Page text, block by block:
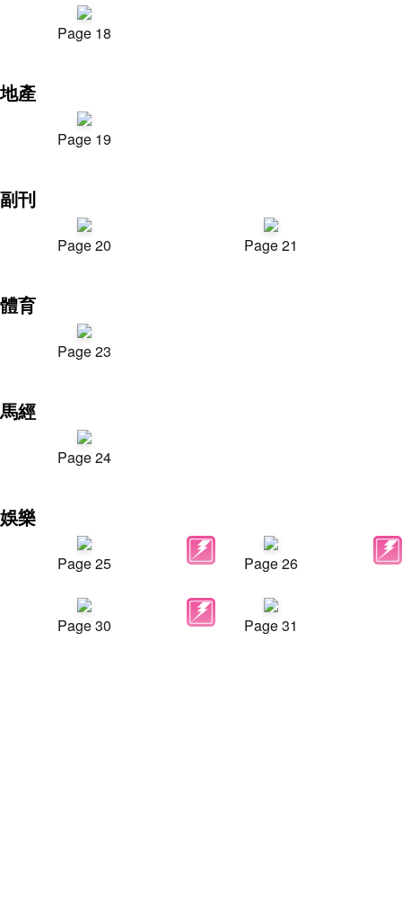
Page 18
地產
Page 19
副刊
Page 20 Page 21
體育
Page 23
馬經
Page 24
娛樂
Page 25 Page 26
Page 30 Page 31